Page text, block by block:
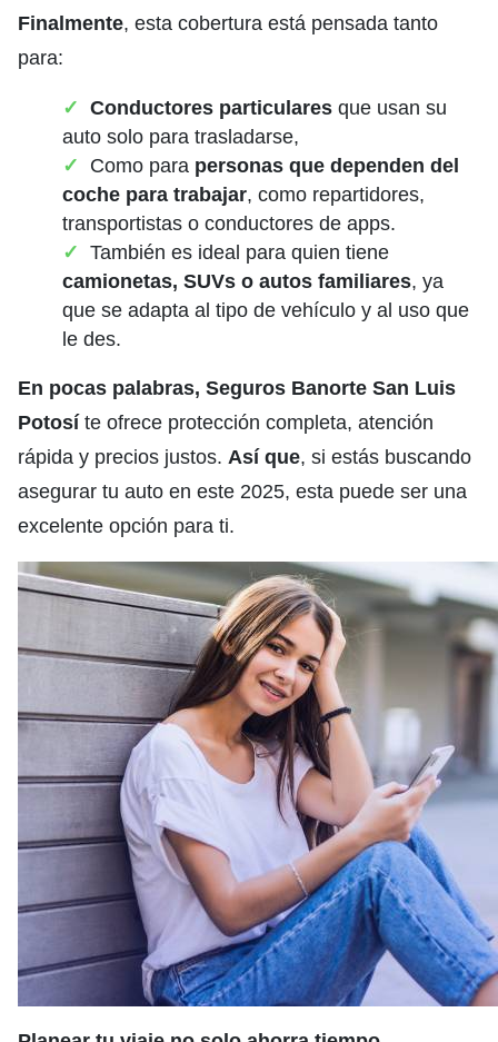
Finalmente, esta cobertura está pensada tanto
para:
Conductores particulares que usan su
auto solo para trasladarse,
Como para personas que dependen del
coche para trabajar, como repartidores,
transportistas o conductores de apps.
También es ideal para quien tiene
camionetas, SUVs o autos familiares, ya
que se adapta al tipo de vehículo y al uso que
le des.
En pocas palabras, Seguros Banorte San Luis
Potosíte ofrece protección completa, atención
rápida y precios justos. Así que, si estás buscando
asegurar tu auto en este 2025, esta puede ser una
excelente opción para ti.